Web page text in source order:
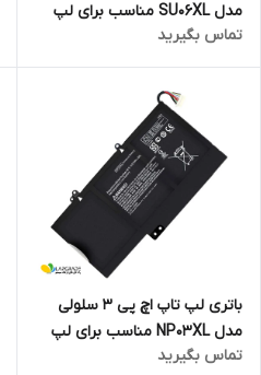
مدل SU06XL مناسب برای لپ
تاپ Spectre X360 Convertible
15-DF
تماس بگیرید
باتری لپ تاپ اچ پی 3 سلولی
مدل NP03XL مناسب برای لپ
تاپ Pavilion X360 13-A010DX
تماس بگیرید